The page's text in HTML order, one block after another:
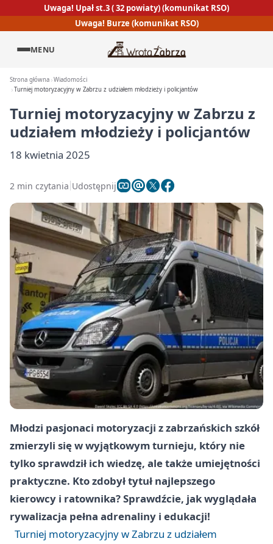
Uwaga! Upał st.3 ( 32 powiaty) (komunikat RSO)
Uwaga! Burze (komunikat RSO)
MENU
Strona główna Wiadomości
Turniej motoryzacyjny w Zabrzu z udziałem młodzieży i policjantów
Turniej motoryzacyjny w Zabrzu z
udziałem młodzieży i policjantów
18 kwietnia 2025
2 min czytania Udostępnij
Młodzi pasjonaci motoryzacji z zabrzańskich szkół
zmierzyli się w wyjątkowym turnieju, który nie
tylko sprawdził ich wiedzę, ale także umiejętności
praktyczne. Kto zdobył tytuł najlepszego
kierowcy i ratownika? Sprawdźcie, jak wyglądała
rywalizacja pełna adrenaliny i edukacji!
Turniej motoryzacyjny w Zabrzu z udziałem